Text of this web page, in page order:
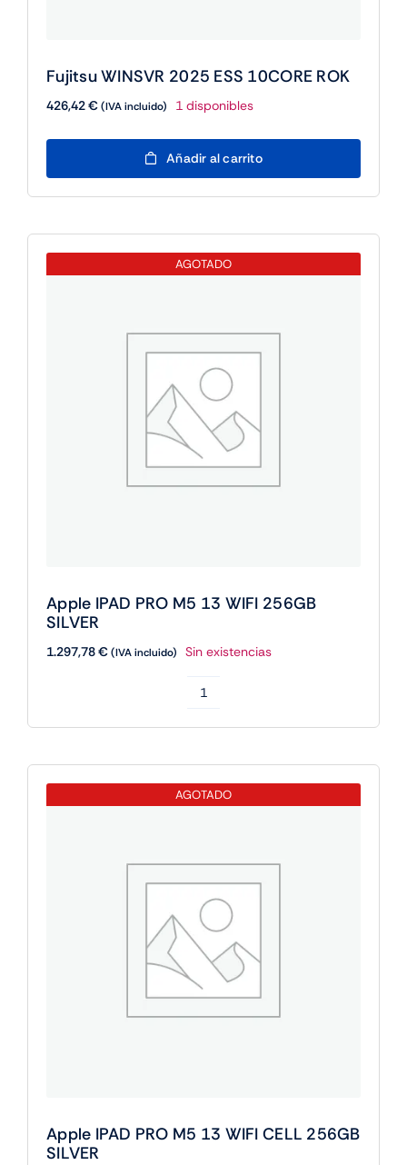
Fujitsu WINSVR 2025 ESS 10CORE ROK
426,42€(IVA incluido) 1 disponibles
Fujitsu
WINSVR
10CORE
ROK
Añadir al carrito
AGOTADO
Apple IPAD PRO M5 13 WIFI 256GB
SILVER
1.297,78€(IVA incluido) Sin existencias
IPAD
13
cantidad
AGOTADO
Apple IPAD PRO M5 13 WIFI CELL 256GB
SILVER